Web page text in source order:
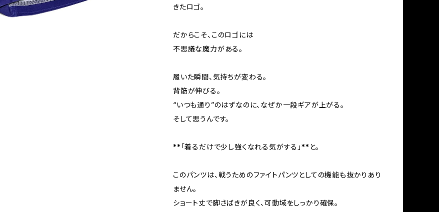
きたロゴ。
だからこそ、このロゴには――
不思議な魔力がある。
履いた瞬間、気持ちが変わる。
背筋が伸びる。
“いつも通り”のはずなのに、なぜか一段ギアが上がる。
そして思うんです。
**「着るだけで少し強くなれる気がする」**と。
このパンツは、戦うためのファイトパンツとしての機能も抜かりあり
ません。
ショート丈で脚さばきが良く、可動域をしっかり確保。